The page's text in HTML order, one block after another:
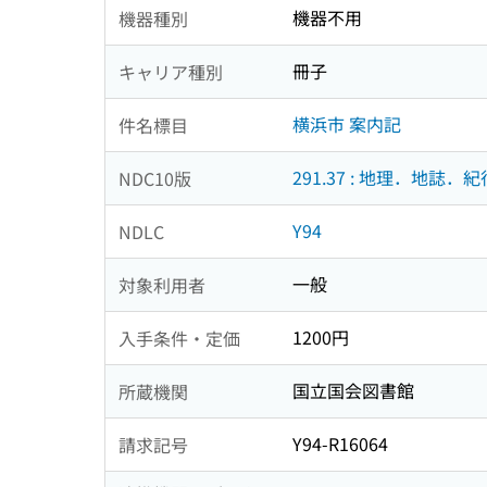
機器種別 機器不用
キャリア種別 冊子
件名標目 横浜市 案内記
NDC10版 291.37 : 地理．地誌．
NDLC Y94
対象利用者 一般
入手条件・定価 1200円
所蔵機関 国立国会図書館
請求記号
Y94-R16064